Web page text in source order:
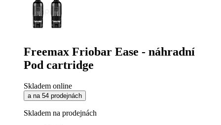
Freemax Friobar Ease - náhradní
Pod cartridge
Skladem online
a na 54 prodejnách
Skladem na prodejnách